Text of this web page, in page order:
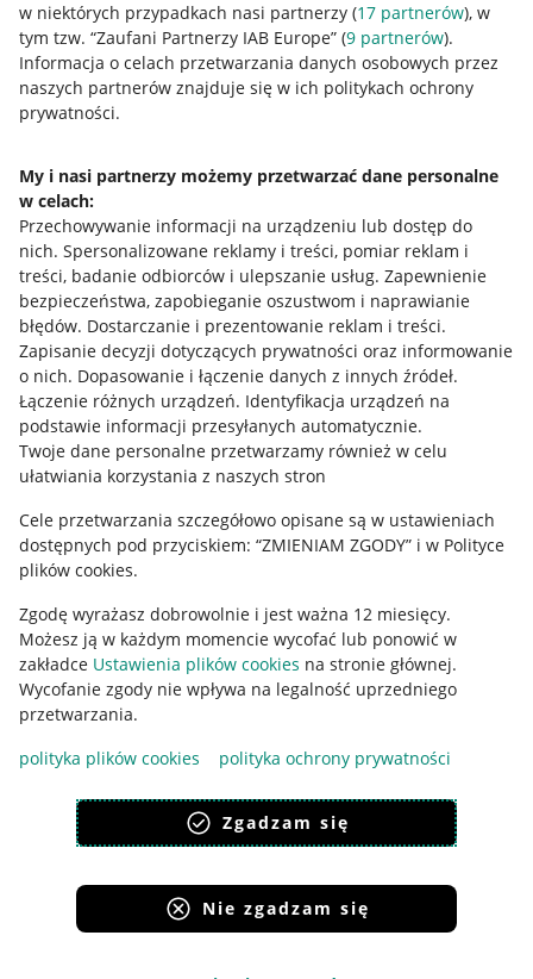
w niektórych przypadkach nasi partnerzy (17 partnerów), w
tym tzw. “Zaufani Partnerzy IAB Europe” (9 partnerów).
Informacja o celach przetwarzania danych osobowych przez
naszych partnerów znajduje się w ich politykach ochrony
prywatności.
My i nasi partnerzy możemy przetwarzać dane personalne
w celach:
Przechowywanie informacji na urządzeniu lub dostęp do
nich. Spersonalizowane reklamy i treści, pomiar reklam i
treści, badanie odbiorców i ulepszanie usług. Zapewnienie
bezpieczeństwa, zapobieganie oszustwom i naprawianie
błędów. Dostarczanie i prezentowanie reklam i treści.
Zapisanie decyzji dotyczących prywatności oraz informowanie
o nich. Dopasowanie i łączenie danych z innych źródeł.
Łączenie różnych urządzeń. Identyfikacja urządzeń na
podstawie informacji przesyłanych automatycznie.
Twoje dane personalne przetwarzamy również w celu
ułatwiania korzystania z naszych stron
Cele przetwarzania szczegółowo opisane są w ustawieniach
dostępnych pod przyciskiem: “ZMIENIAM ZGODY” i w Polityce
plików cookies.
Zgodę wyrażasz dobrowolnie i jest ważna 12 miesięcy.
Możesz ją w każdym momencie wycofać lub ponowić w
zakładce Ustawienia plików cookies na stronie głównej.
Wycofanie zgody nie wpływa na legalność uprzedniego
przetwarzania.
polityka plików cookies
polityka ochrony prywatności
Zgadzam się
Nie zgadzam się
Nawigacja
Przydatne informacje
Jak to działa
Napisz do nas
Allegro Gadane dla sprzedających
Allegro Gadane dla kupujących
Mapa miejscowości
Informacje prawne
Regulamin
Polityka plików "cookies"
Ustawienia plików "cookies"
Udostępnianie lokalizacji
Informacje dla Aktu o Usługach Cyfrowych
Pobierz aplikację
Korzystanie z serwisu oznacza akceptacjęregulaminu.